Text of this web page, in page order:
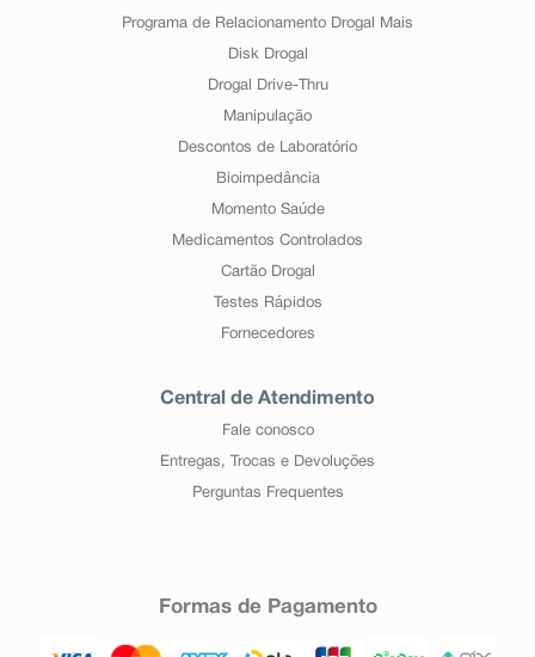
Programa de Relacionamento Drogal Mais
Disk Drogal
Drogal Drive-Thru
Manipulação
Descontos de Laboratório
Bioimpedância
Momento Saúde
Medicamentos Controlados
Cartão Drogal
Testes Rápidos
Fornecedores
Central de Atendimento
Fale conosco
Entregas, Trocas e Devoluções
Perguntas Frequentes
Formas de Pagamento